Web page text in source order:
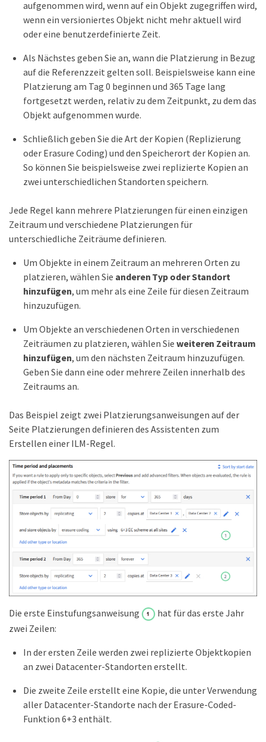
aufgenommen wird, wenn auf ein Objekt zugegriffen wird,
wenn ein versioniertes Objekt nicht mehr aktuell wird
oder eine benutzerdefinierte Zeit.
Als Nächstes geben Sie an, wann die Platzierung in Bezug
auf die Referenzzeit gelten soll. Beispielsweise kann eine
Platzierung am Tag 0 beginnen und 365 Tage lang
fortgesetzt werden, relativ zu dem Zeitpunkt, zu dem das
Objekt aufgenommen wurde.
Schließlich geben Sie die Art der Kopien (Replizierung
oder Erasure Coding) und den Speicherort der Kopien an.
So können Sie beispielsweise zwei replizierte Kopien an
zwei unterschiedlichen Standorten speichern.
Jede Regel kann mehrere Platzierungen für einen einzigen
Zeitraum und verschiedene Platzierungen für
unterschiedliche Zeiträume definieren.
Um Objekte in einem Zeitraum an mehreren Orten zu
platzieren, wählen Sie anderen Typ oder Standort
hinzufügen, um mehr als eine Zeile für diesen Zeitraum
hinzuzufügen.
Um Objekte an verschiedenen Orten in verschiedenen
Zeiträumen zu platzieren, wählen Sie weiteren Zeitraum
hinzufügen, um den nächsten Zeitraum hinzuzufügen.
Geben Sie dann eine oder mehrere Zeilen innerhalb des
Zeitraums an.
Das Beispiel zeigt zwei Platzierungsanweisungen auf der
Seite Platzierungen definieren des Assistenten zum
Erstellen einer ILM-Regel.
Die erste Einstufungsanweisung
hat für das erste Jahr
zwei Zeilen:
In der ersten Zeile werden zwei replizierte Objektkopien
an zwei Datacenter-Standorten erstellt.
Die zweite Zeile erstellt eine Kopie, die unter Verwendung
aller Datacenter-Standorte nach der Erasure-Coded-
Funktion 6+3 enthält.